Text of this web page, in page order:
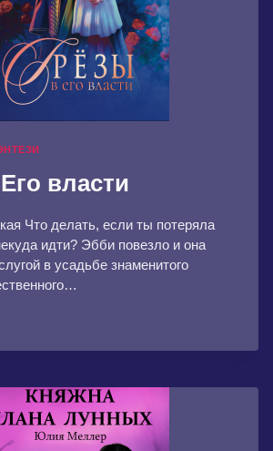
власти
Что делать, если ты потеряла
идти? Эбби повезло и она
в усадьбе знаменитого